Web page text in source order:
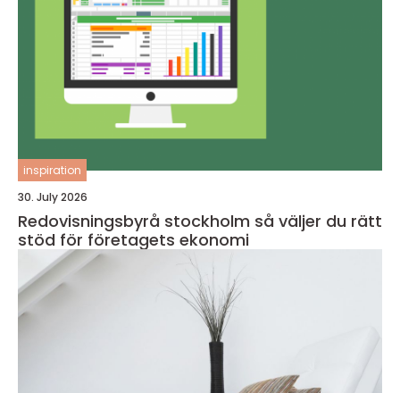
inspiration
30. July 2026
Redovisningsbyrå stockholm så väljer du rätt
stöd för företagets ekonomi